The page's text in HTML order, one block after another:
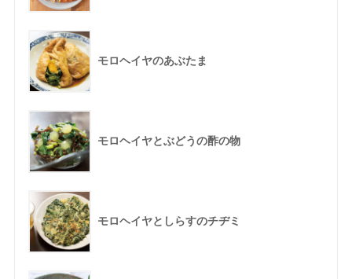
モロヘイヤのあぶたま
モロヘイヤとぶどうの酢の物
モロヘイヤとしらすのチヂミ